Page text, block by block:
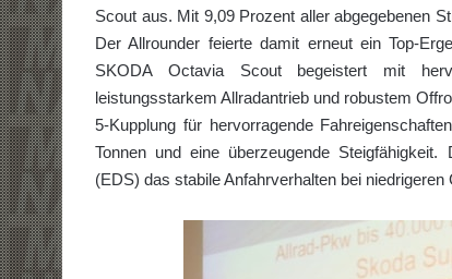
Scout aus. Mit 9,09 Prozent aller abgegebenen
Der Allrounder feierte damit erneut ein Top-
SKODA Octavia Scout begeistert mit
leistungsstarkem Allradantrieb und robustem
5-Kupplung für hervorragende
Tonnen und eine überzeugende
(EDS) das stabile Anfahrverhalten bei niedrigeren